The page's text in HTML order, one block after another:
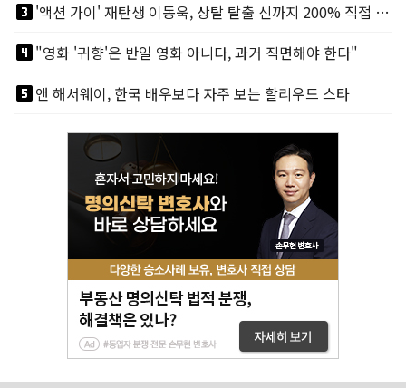
looks_3
'액션 가이' 재탄생 이동욱, 상탈 탈출 신까지 200% 직접 소화
looks_4"영화 '귀향'은 반일 영화 아니다, 과거 직면해야 한다"
looks_5앤 해서웨이, 한국 배우보다 자주 보는 할리우드 스타